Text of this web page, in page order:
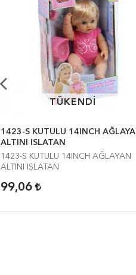
TÜKENDİ
TÜKENDİ
1423-S KUTULU 14INCH
ALTINI ISLATAN
1423-S KUTULU 14INCH AĞLAYAN
ALTINI ISLATAN
99,06